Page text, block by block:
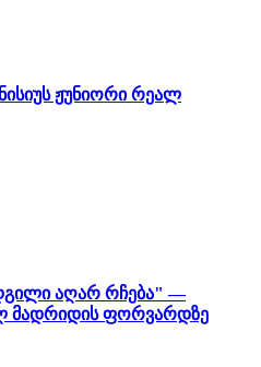
ჟუნიორი რეალ
აღარ რჩება" —
მადრიდის ფორვარდზე